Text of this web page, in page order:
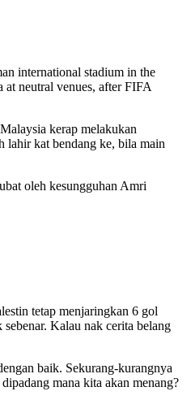
international stadium in the
neutral venues, after FIFA
kerap melakukan
lahir kat bendang ke, bila main
oleh kesungguhan Amri
tetap menjaringkan 6 gol
Kalau nak cerita belang
baik. Sekurang-kurangnya
mana kita akan menang?